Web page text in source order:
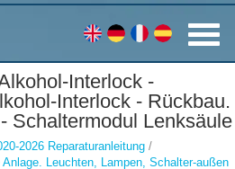
Interlock -
Interlock - Rückbau.
Schaltermodul Lenksäule
2026 Reparaturanleitung /
Leuchten, Lampen, Schalter-außen